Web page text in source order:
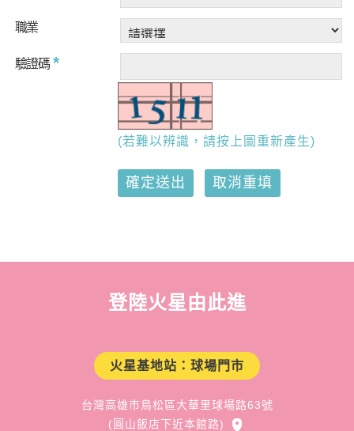
職業
驗證碼 *
(若難以辨識，請按上圖重新產生)
確定送出 取消重填
登陸火星由此進
火星基地站：球場門市
台灣高雄市鳥松區大華里球場路63號
(圓山飯店下近本館路)